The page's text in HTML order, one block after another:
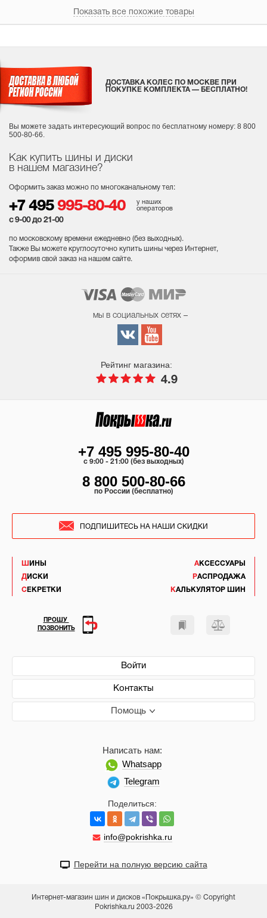
Показать все похожие товары
Как купить шины и диски
в нашем магазине?
Оформить заказ можно по многоканальному тел:
+7 495 995-80-40
у наших
операторов
с 9-00 до 21-00
по московскому времени ежедневно (без выходных).
Также Вы можете круглосуточно купить шины через Интернет,
оформив свой заказ на нашем сайте.
ДОСТАВКА КОЛЕС ПО МОСКВЕ ПРИ
ПОКУПКЕ КОМПЛЕКТА — БЕСПЛАТНО!
Вы можете задать интересующий вопрос по бесплатному номеру: 8 800
500-80-66.
мы в социальных сетях –
Рейтинг магазина:
4.9
ШИНЫ
ДИСКИ
СЕКРЕТКИ
АКСЕССУАРЫ
РАСПРОДАЖА
КАЛЬКУЛЯТОР ШИН
Войти
Контакты
Помощь
Поделиться:
info@pokrishka.ru
Написать нам:
Whatsapp
Telegram
+7 495 995-80-40
c 9:00 - 21:00 (без выходных)
8 800 500-80-66
по России (бесплатно)
ПОДПИШИТЕСЬ НА НАШИ СКИДКИ
ПРОШУ
ПОЗВОНИТЬ
Перейти на полную версию сайта
Интернет-магазин шин и дисков «Покрышка.ру» © Copyright
Pokrishka.ru 2003-2026